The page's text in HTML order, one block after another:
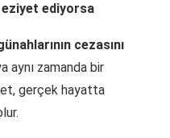
ediyorsa
cezasını
aynı zamanda bir
gerçek hayatta